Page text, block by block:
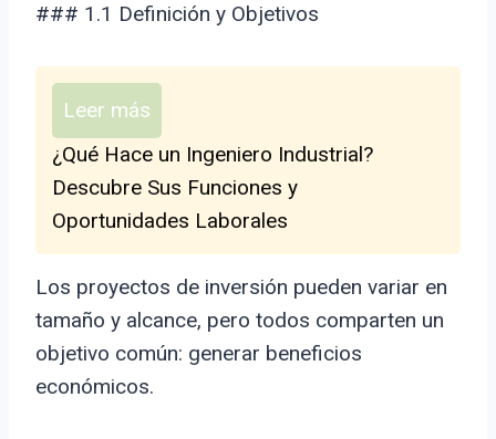
### 1.1 Definición y Objetivos
Leer más
¿Qué Hace un Ingeniero Industrial?
Descubre Sus Funciones y
Oportunidades Laborales
Los proyectos de inversión pueden variar en
tamaño y alcance, pero todos comparten un
objetivo común: generar beneficios
económicos.